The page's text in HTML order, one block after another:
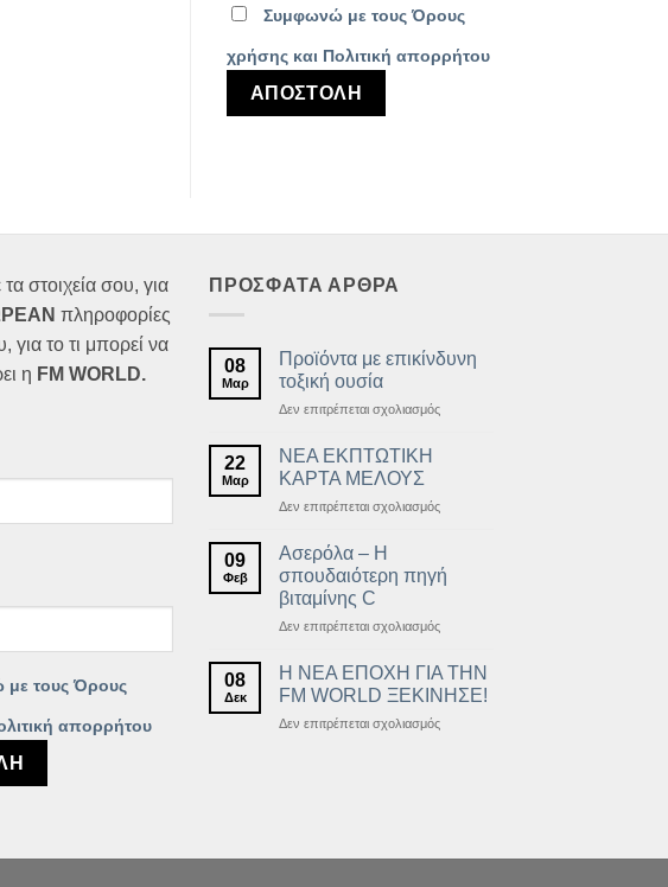
Συμφωνώ με τους Όρους
χρήσης και Πολιτική απορρήτου
στοιχεία σου, για
πληροφορίες
για το τι μπορεί να
η FM WORLD.
τους Όρους
απορρήτου
ΠΡΟΣΦΑΤΑ ΑΡΘΡΑ
08
Μαρ
Προϊόντα με επικίνδυνη
τοξική ουσία
Δεν επιτρέπεται σχολιασμόςστο
ουσία
22
Μαρ
ΝΕΑ ΕΚΠΤΩΤΙΚΗ
ΚΑΡΤΑ ΜΕΛΟΥΣ
Δεν επιτρέπεται σχολιασμόςστο
ΚΑΡΤΑ
ΜΕΛΟΥΣ
09
Φεβ
Ασερόλα – Η
σπουδαιότερη πηγή
βιταμίνης C
Δεν επιτρέπεται σχολιασμόςστο
Η
σπουδαιότερη
πηγή
08
Δεκ
Η ΝΕΑ ΕΠΟΧΗ ΓΙΑ ΤΗΝ
FM WORLD ΞΕΚΙΝΗΣΕ!
Δεν επιτρέπεται σχολιασμόςστο
WORLD